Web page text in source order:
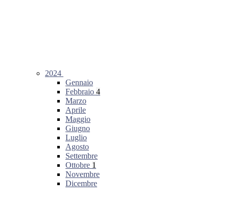
2024
Gennaio
Febbraio 4
Marzo
Aprile
Maggio
Giugno
Luglio
Agosto
Settembre
Ottobre 1
Novembre
Dicembre